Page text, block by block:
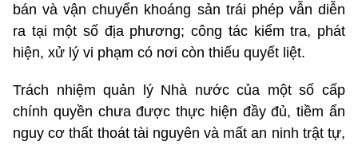
bán và vận chuyển khoáng sản trái phép vẫn diễn
ra tại một số địa phương; công tác kiểm tra, phát
hiện, xử lý vi phạm có nơi còn thiếu quyết liệt.
Trách nhiệm quản lý Nhà nước của một số cấp
chính quyền chưa được thực hiện đầy đủ, tiềm ẩn
nguy cơ thất thoát tài nguyên và mất an ninh trật tự,